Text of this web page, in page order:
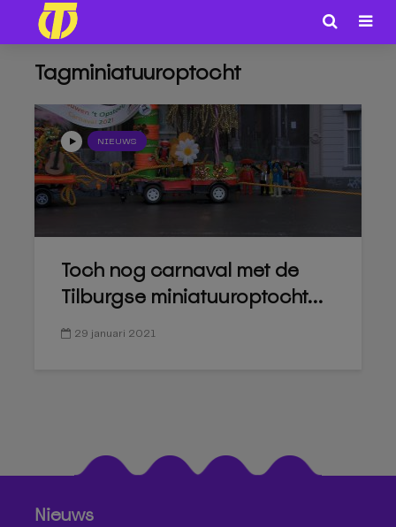
Tagminiatuuroptocht
NIEUWS
Toch nog carnaval met de
Tilburgse miniatuuroptocht...
29 januari 2021
Nieuws